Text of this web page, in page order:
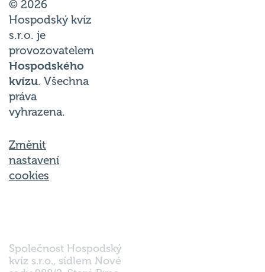
© 2026
Hospodský kvíz
s.r.o. je
provozovatelem
Hospodského
kvízu. Všechna
práva
vyhrazena.
Změnit
nastavení
cookies
Společnost Hospodský
kvíz s.r.o., sídlem Nové